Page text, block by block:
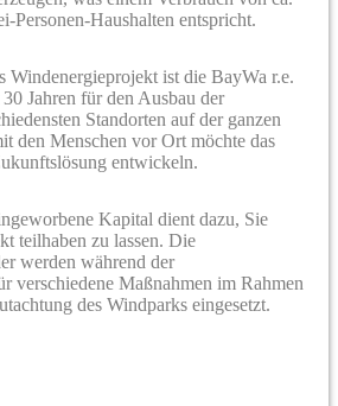
Personen-Haushalten entspricht.
Windenergieprojekt ist die BayWa r.e.
Jahren für den Ausbau der
Standorten auf der ganzen
den Menschen vor Ort möchte das
entwickeln.
Kapital dient dazu, Sie
teilhaben zu lassen. Die
werden während der
verschiedene Maßnahmen im Rahmen
des Windparks eingesetzt.